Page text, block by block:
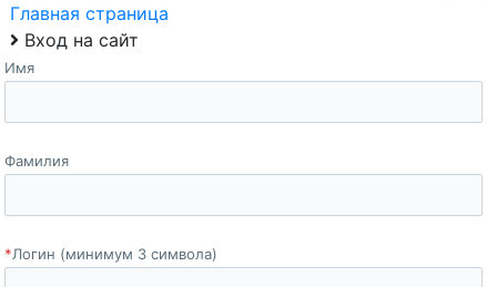
Главная страница
Вход на сайт
Имя
Фамилия
*Логин (минимум 3 символа)